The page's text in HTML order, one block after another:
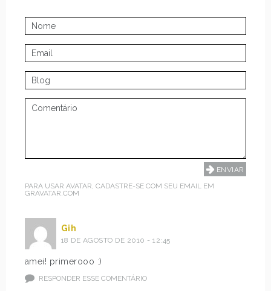
PARA USAR AVATAR, CADASTRE-SE COM SEU EMAIL EM
GRAVATAR.COM
Gih
18 DE AGOSTO DE 2010 - 12:45
amei! primerooo :)
RESPONDER ESSE COMENTÁRIO